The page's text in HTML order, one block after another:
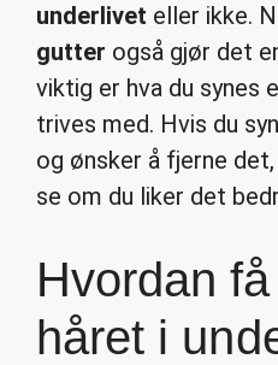
underlivet eller ikke.
gutter også gjør det
viktig er hva du synes
trives med. Hvis du
og ønsker å fjerne
se om du liker det
Hvordan
håret i